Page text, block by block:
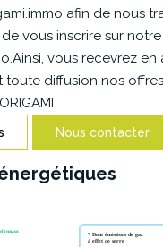
VENDEUR
CONTACT
afin de nous
vous inscrire sur notre
vous recevrez en
toute diffusion nos
Nous contacter